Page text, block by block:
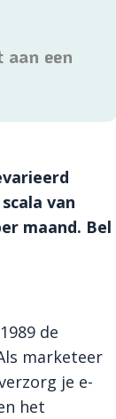
een
van
maand. Bel
de
marketeer
je e-
het